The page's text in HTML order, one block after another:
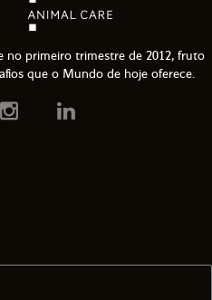
no primeiro trimestre de 2012, fruto
que o Mundo de hoje oferece.